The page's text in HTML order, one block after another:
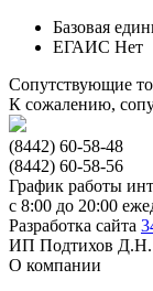
Базовая
ЕГАИС Нет
Сопутствующие
К сожалению,
(8442) 60-58-48
(8442) 60-58-56
График работы
с 8:00 до 20:00
Разработка сайта
ИП Подтихов Д.Н.
О компании